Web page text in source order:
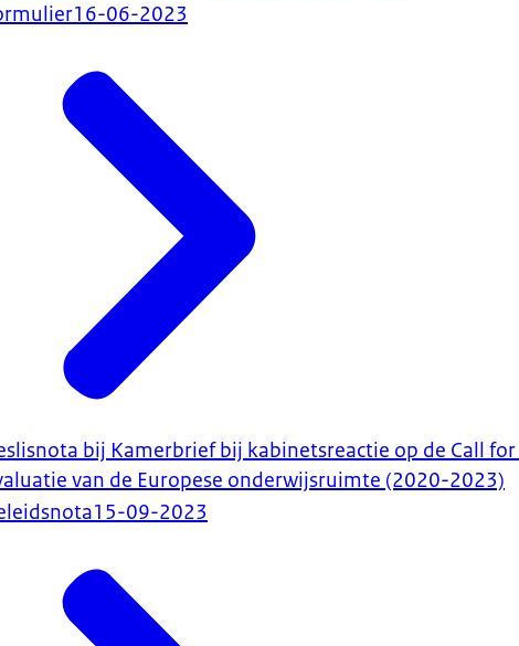
16-06-2023
bij Kamerbrief bij kabinetsreactie op de Call
van de Europese onderwijsruimte (2020-2023)
15-09-2023